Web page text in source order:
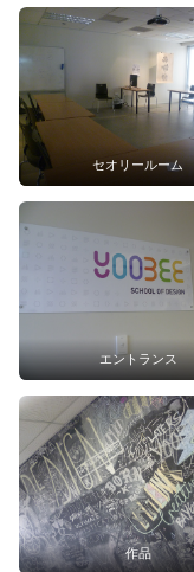
セオリールーム
エントランス
作品